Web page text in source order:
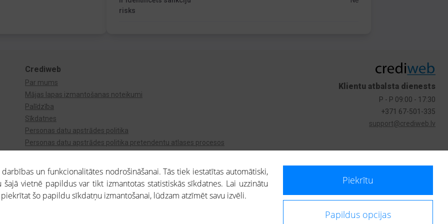
risks
Crediweb
Par mums
Mājas lapas izmantošanas noteikumi
Palīdzība
Sīkdatnes
Personas datu apstrādes politika
Personas datu apstrādes politika pretendentu atlases procesos
Klientu atbalsta dienests
P - P 09:00 - 17:30
+371 67-501-335
support@crediweb.lv
ietvaros saņemtajai informācijai ir uzziņas raksturs, un tai nav juridiska spēka. Portāla lietotājs, izmantojot portālā saņemto informāciju, ir atbildīgs par fizisko
un funkcionalitātes nodrošināšanai. Tās tiek iestatītas automātiski,
vietnē papildus var tikt izmantotas statistiskās sīkdatnes. Lai uzzinātu
piekrītat šo papildu sīkdatņu izmantošanai, lūdzam atzīmēt savu izvēli.
Piekrītu
Papildus opcijas